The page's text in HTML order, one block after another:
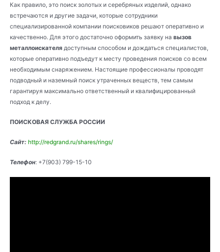
Как правило, это поиск золотых и серебряных изделий, однако
встречаются и другие задачи, которые сотрудники
специализированной компании поисковиков решают оперативно и
качественно. Для этого достаточно оформить заявку на вызов
металлоискателя доступным способом и дождаться специалистов,
которые оперативно подъедут к месту проведения поисков со всем
необходимым снаряжением. Настоящие профессионалы проводят
подводный и наземный поиск утраченных веществ, тем самым
гарантируя максимально ответственный и квалифицированный
подход к делу.
ПОИСКОВАЯ СЛУЖБА РОССИИ
Сайт: http://redgrand.ru/shares/rings/
Телефон: +7(903) 799-15-10